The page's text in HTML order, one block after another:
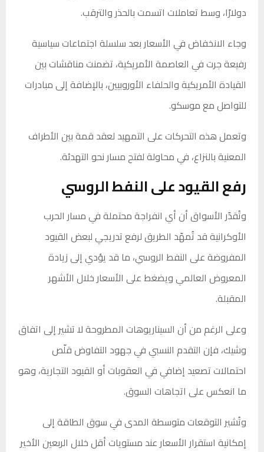
دولارًا، وسط تعاملات اتسمت بالحذر والترقب.
وجاء الانخفاض في الأسعار بعد سلسلة اجتماعات سياسية
رفيعة جرت في العاصمة الأمريكية، تضمنت مناقشات بين
القيادة الأمريكية والحلفاء الأوروبيين، بالإضافة إلى مبادرات
للتواصل مع موسكو.
وتعمل هذه التحركات على التمهيد لعقد قمة بين الأطراف
المعنية بالنزاع، في محاولة لفتح مسار نحو التهدئة.
رفع القيود على النفط الروسي
وتُقدّر الأسواق أن أي انفراجة محتملة في مسار الحرب
الأوكرانية قد تُمهّد الطريق لرفع تدريجي لبعض القيود
المفروضة على النفط الروسي، ما قد يؤدي إلى زيادة
المعروض العالمي ويضغط على الأسعار خلال الأشهر
المقبلة.
وعلى الرغم من أن السيناريوهات المطروحة لا تشير إلى اتفاق
وشيك، فإن التقدم النسبي في جهود التفاوض قلّص
احتمالات تصعيد إضافي في العقوبات أو القيود التجارية، وهو
ما انعكس على اتجاهات السوق.
وتُشير التوقعات متوسطة المدى في سوق الطاقة إلى
إمكانية استقرار الأسعار عند مستويات أقل خلال الربعين الأخير